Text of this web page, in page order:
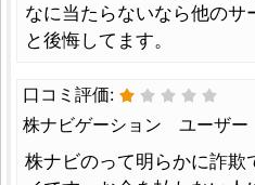
なに当たらないなら他のサ
と後悔してます。
口コミ評価:
株ナビゲーション ユーザー
株ナビのって明らかに詐欺